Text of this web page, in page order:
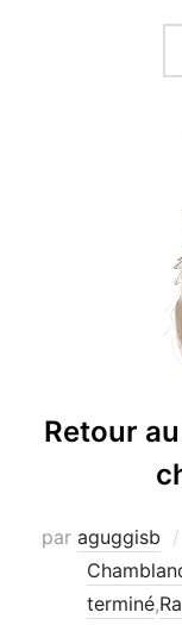
Retour
par aguggisb
terminé,